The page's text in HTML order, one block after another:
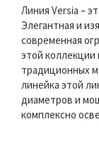
Линия Versia –
Элегантная и
современная
этой коллекции
традиционных
линейка этой
диаметров и
комплексно